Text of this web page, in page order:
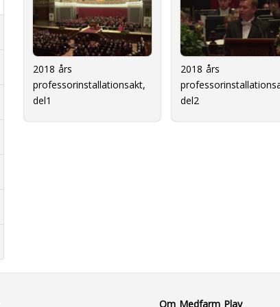
2018 års
professorinstallationsakt,
del1
2018 års
del2
Om Medfarm Play